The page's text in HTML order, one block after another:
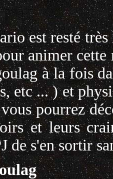
est resté
animer
à la fois
etc ... ) et
pourrez
et leurs
de s'en sortir